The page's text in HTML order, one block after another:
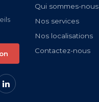
Qui sommes-nous
Nos services
Nos localisations
Contactez-nous